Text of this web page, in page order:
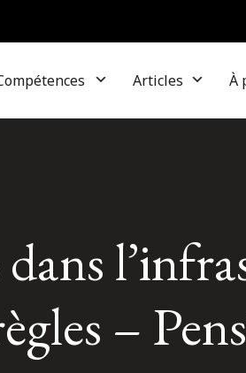
Articles À
–